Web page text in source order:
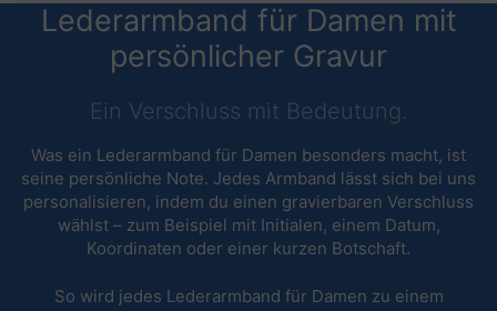
Lederarmband für Damen mit
persönlicher Gravur
Ein Verschluss mit Bedeutung.
Was ein Lederarmband für Damen besonders macht, ist
seine persönliche Note. Jedes Armband lässt sich bei uns
personalisieren, indem du einen gravierbaren Verschluss
wählst – zum Beispiel mit Initialen, einem Datum,
Koordinaten oder einer kurzen Botschaft.
So wird jedes Lederarmband für Damen zu einem